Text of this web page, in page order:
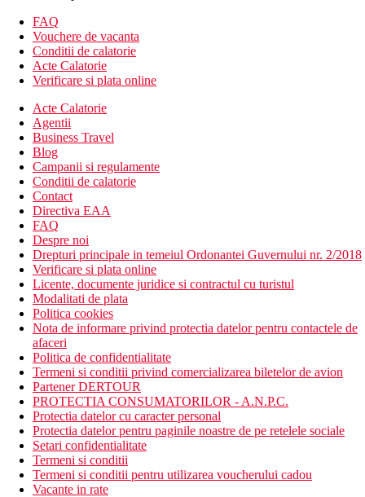
Camera sinlge
Camera tripla
Camera twin standard, cu vedere la mare
Camera twin superior, cu vedere la mare
Descrierea hotelului
Hotelul dispune de:
menaj zilnic
sala de conferinta
spa & centru de wellness (contra cost)
solar
bar langa piscina
aer conditionat
lifturi
Wifi
salon de infrumusetare
facilitati pentru persoane cu mobilitate redusa
serviciu de trezire
gradina
restaurant de tip bufet
bar
parcare (contra cost)
receptie deschisa non-stop
lobby
schimb valutar
camera de bagaje
club pentru copii
Descrierea plajei
FAQ
Vouchere de vacanta
Conditii de calatorie
Acte Calatorie
Verificare si plata online
Acte Calatorie
Agentii
Business Travel
Blog
Campanii si regulamente
Conditii de calatorie
Contact
Directiva EAA
FAQ
Despre noi
Drepturi principale in temeiul Ordonantei Guvernului nr. 2/2018
Verificare si plata online
Licente, documente juridice si contractul cu turistul
Modalitati de plata
Politica cookies
Nota de informare privind protectia datelor pentru contactele de
afaceri
Politica de confidentialitate
Termeni si conditii privind comercializarea biletelor de avion
Partener DERTOUR
PROTECTIA CONSUMATORILOR - A.N.P.C.
Protectia datelor cu caracter personal
Protectia datelor pentru paginile noastre de pe retelele sociale
Setari confidentialitate
Termeni si conditii
Termeni si conditii pentru utilizarea voucherului cadou
Vacante in rate